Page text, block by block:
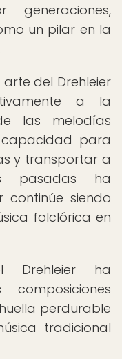
un pilar en la
del Drehleier
a la
las melodías
capacidad para
y transportar a
pasadas ha
continúe siendo
folclórica en
Drehleier ha
composiciones
perdurable
tradicional